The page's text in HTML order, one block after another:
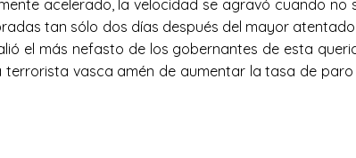
acelerado, la velocidad se agravó cuando no
tan sólo dos días después del mayor
el más nefasto de los gobernantes de esta
vasca amén de aumentar la tasa de